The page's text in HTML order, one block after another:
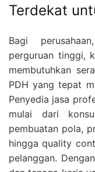
Terdekat
Bagi
perguruan tinggi,
membutuhkan
PDH yang tepat
Penyedia jasa
mulai dari
pembuatan pola,
hingga quality
pelanggan.